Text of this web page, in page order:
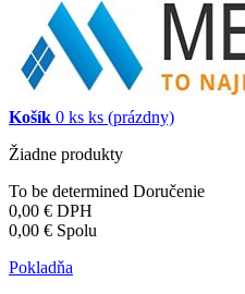
Košík 0 ks ks (prázdny)
Žiadne produkty
To be determined Doručenie
0,00 € DPH
0,00 € Spolu
Pokladňa